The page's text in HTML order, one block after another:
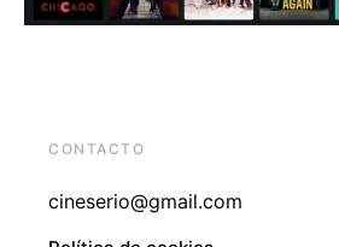
CONTACTO
cineserio@gmail.com